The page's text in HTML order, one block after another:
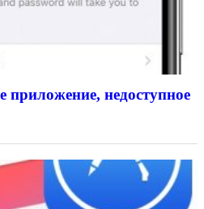
приложение, недоступное